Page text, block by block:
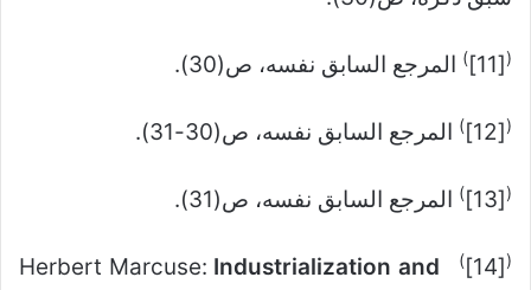
(
[11]
) المرجع السابق نفسه، ص(30).
(
[12]
) المرجع السابق نفسه، ص(30-31).
(
[13]
) المرجع السابق نفسه، ص(31).
(
[14]
)
Industrialization and